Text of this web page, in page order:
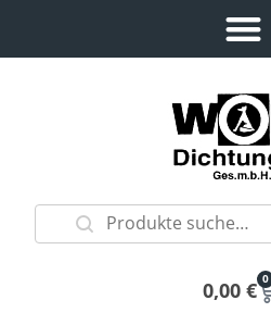
0,00 € 0